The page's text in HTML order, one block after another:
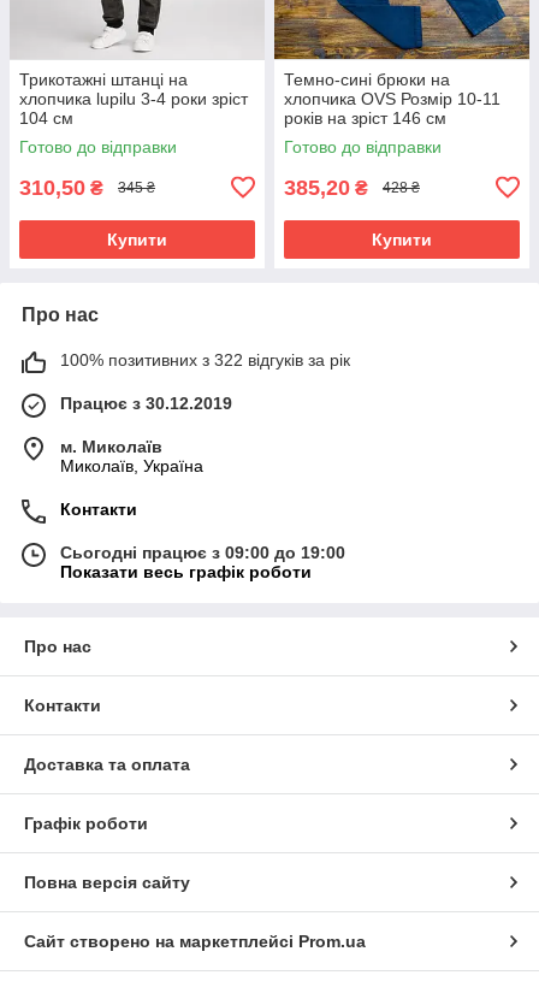
Трикотажні штанці на
хлопчика lupilu 3-4 роки зріст
104 см
Готово до відправки
310,50 ₴ 345 ₴
Купити
Темно-сині брюки на
хлопчика OVS Розмір 10-11
років на зріст 146 см
Готово до відправки
385,20 ₴ 428 ₴
Купити
Про нас
100% позитивних з 322 відгуків за рік
Працює з 30.12.2019
м. Миколаїв
Миколаїв, Україна
Контакти
Сьогодні працює з 09:00 до 19:00
Показати весь графік роботи
Про нас
Контакти
Доставка та оплата
Графік роботи
Повна версія сайту
Сайт створено на маркетплейсі Prom.ua